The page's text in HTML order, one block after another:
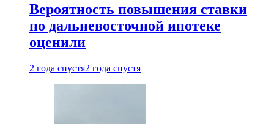
Вероятность повышения ставки
по дальневосточной ипотеке
оценили
2 года спустя2 года спустя